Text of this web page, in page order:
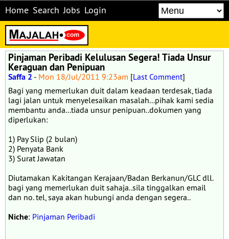
Home Search Jobs Login
Pinjaman Peribadi Kelulusan Segera! Tiada Unsur
Keraguan dan Penipuan
Saffa 2 - Mon 18/Jul/2011 9:23am [Last Comment]
Bagi yang memerlukan duit dalam keadaan terdesak, tiada
lagi jalan untuk menyelesaikan masalah...pihak kami sedia
membantu anda...tiada unsur penipuan..dokumen yang
diperlukan:
1) Pay Slip (2 bulan)
2) Penyata Bank
3) Surat Jawatan
Diutamakan Kakitangan Kerajaan/Badan Berkanun/GLC dll.
bagi yang memerlukan duit sahaja..sila tinggalkan email
dan no. tel, saya akan hubungi anda dengan segera..
Niche: Pinjaman Peribadi